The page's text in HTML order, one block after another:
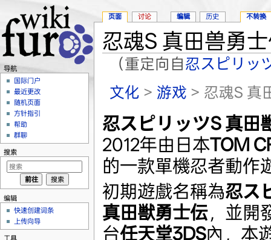
忍魂S 真田兽勇
（重定向自忍スピリッ
文化 > 游戏 > 忍魂S 真
忍スピリッツS 真田
2012年由日本TOM
的一款單機忍者動作
初期遊戲名稱為忍ス
真田獣勇士伝，並開
台任天堂3DS內，本
页面 讨论 编辑 历史 不转换
导航
国际门户
最近更改
随机页面
方针指引
帮助
群聊
搜索
编辑
快速创建词条
上传向导
工具